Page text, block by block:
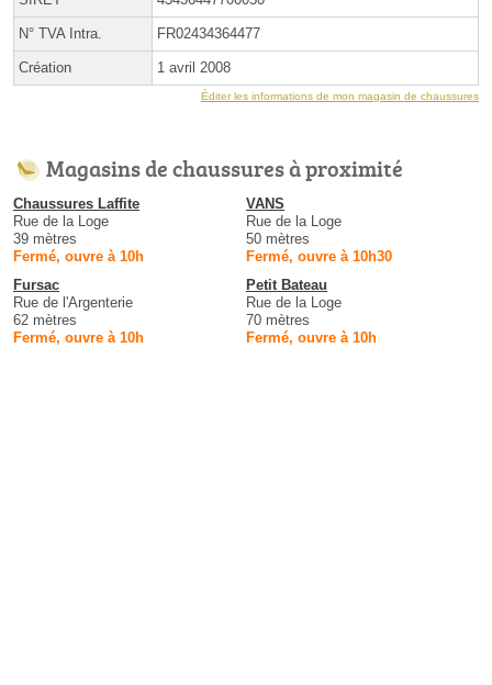
N° TVA Intra. FR02434364477
Création 1 avril 2008
Éditer les informations de mon magasin de chaussures
Magasins de chaussures à proximité
Chaussures Laffite
Rue de la Loge
39 mètres
Fermé, ouvre à 10h
VANS
Rue de la Loge
50 mètres
Fermé, ouvre à 10h30
Fursac
Rue de l'Argenterie
62 mètres
Fermé, ouvre à 10h
Petit Bateau
Rue de la Loge
70 mètres
Fermé, ouvre à 10h